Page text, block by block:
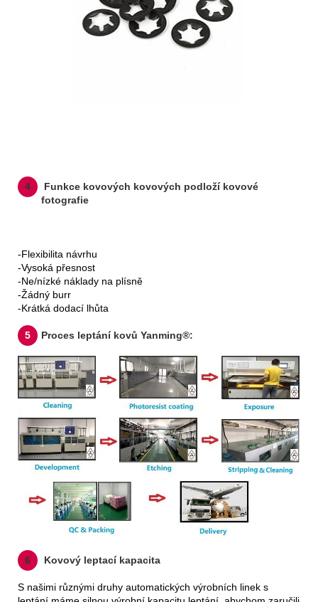
4
Funkce kovových kovových podloží kovové
fotografie
-Flexibilita návrhu
-Vysoká přesnost
-Ne/nízké náklady na plísně
-Žádný burr
-Krátká dodací lhůta
5 Proces leptání kovů Yanming®:
6 Kovový leptací kapacita
S našimi různými druhy automatických výrobních linek s